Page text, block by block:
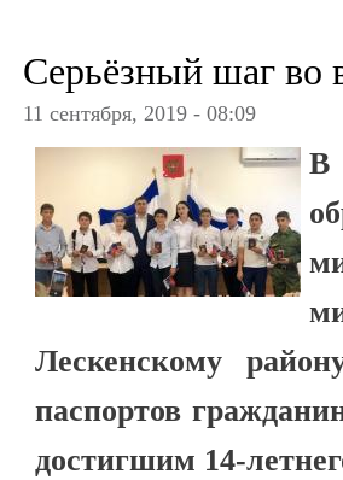
Серьёзный шаг во
11 сентября, 2019 - 08:09
В
Лескенскому
паспортов
достигшим 14-